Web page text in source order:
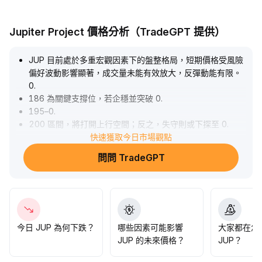
Jupiter Project 價格分析（TradeGPT 提供）
JUP 目前處於多重宏觀因素下的盤整格局，短期價格受風險
偏好波動影響顯著，成交量未能有效放大，反彈動能有限。
0.
186 為關鍵支撐位，若企穩並突破 0.
195–0.
200 區間，將打開上行空間；反之，失守則或下探至 0
182 甚至更低。建議短期關注量能變化，結合生態應用擴張
背景，優先佈局於支撐位附近，謹防極端情緒引發進一步回
快速獲取今日市場觀點
問問 TradeGPT
今日 JUP 為何下跌？
哪些因素可能影響
JUP 的未來價格？
大家都在怎
JUP？